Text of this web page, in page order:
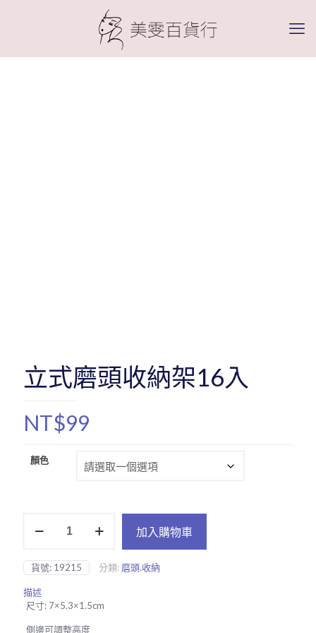
立式磨頭收納架16入
NT$99
顏色
頭
收
納
架
16
入
加入購物車
貨號: 19215 分類: 磨頭.收納
描述
尺寸: 7×5.3×1.5cm
側邊可調整高度